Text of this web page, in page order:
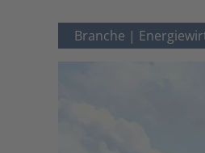
Branche |